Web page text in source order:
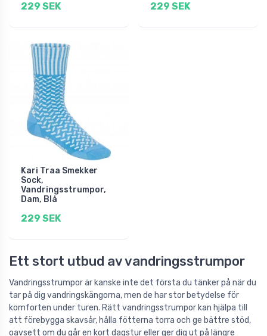
229 SEK 229 SEK
Kari Traa Smekker
Sock,
Vandringsstrumpor,
Dam, Blå
229 SEK
Ett stort utbud av vandringsstrumpor
Vandringsstrumpor är kanske inte det första du tänker på när du
tar på dig vandringskängorna, men de har stor betydelse för
komforten under turen. Rätt vandringsstrumpor kan hjälpa till
att förebygga skavsår, hålla fötterna torra och ge bättre stöd,
oavsett om du går en kort dagstur eller ger dig ut på längre